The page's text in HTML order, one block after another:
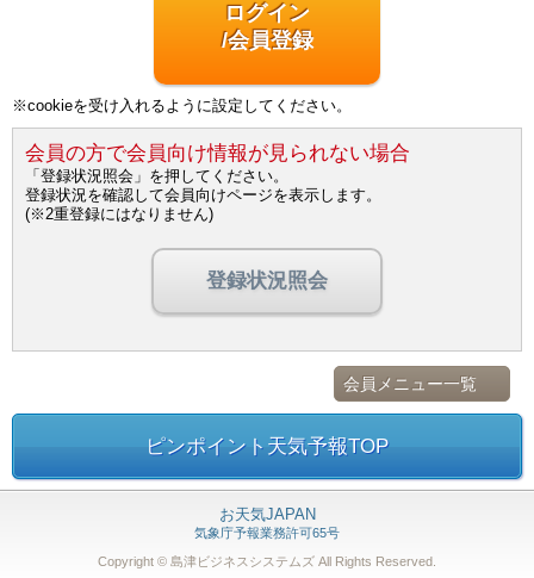
ログイン
/会員登録
※cookieを受け入れるように設定してください。
会員の方で会員向け情報が見られない場合
「登録状況照会」を押してください。
登録状況を確認して会員向けページを表示します。
(※2重登録にはなりません)
登録状況照会
会員メニュー一覧
ピンポイント天気予報TOP
お天気JAPAN
気象庁予報業務許可65号
Copyright © 島津ビジネスシステムズ All Rights Reserved.